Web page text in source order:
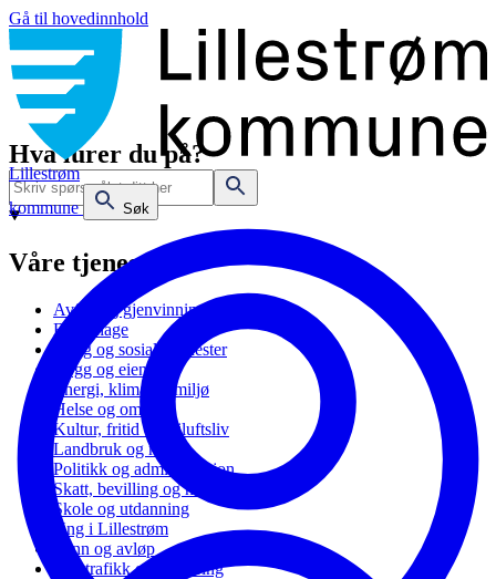
Gå til hovedinnhold
Lillestrøm
kommune
Søk
Hva lurer du på?
Våre tjenester
Avfall og gjenvinning
Barnehage
Bolig og sosiale tjenester
Bygg og eiendom
Energi, klima og miljø
Helse og omsorg
Kultur, fritid og friluftsliv
Landbruk og natur
Politikk og administrasjon
Skatt, bevilling og næring
Skole og utdanning
Ung i Lillestrøm
Vann og avløp
Vei, trafikk og parkering